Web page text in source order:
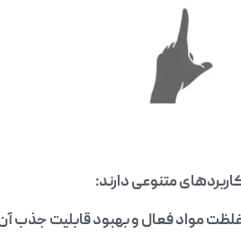
متنوعی دارند:
مواد فعال و بهبود قابلیت جذب